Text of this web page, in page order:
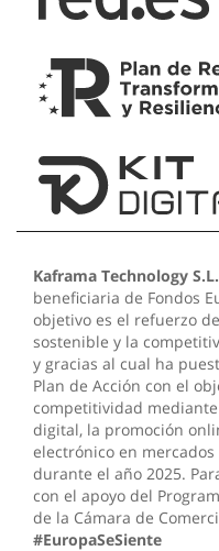
Kaframa Technology S.L.
beneficiaria de Fondos
objetivo es el refuerzo
sostenible y la
y gracias al cual ha
Plan de Acción con el
competitividad
digital, la promoción
electrónico en
durante el año 2025.
con el apoyo del
de la Cámara de
#EuropaSeSiente